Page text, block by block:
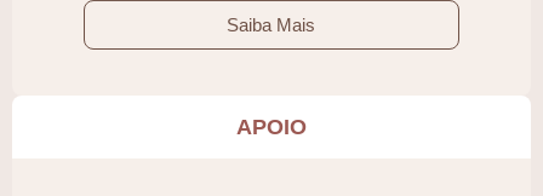
Saiba Mais
APOIO